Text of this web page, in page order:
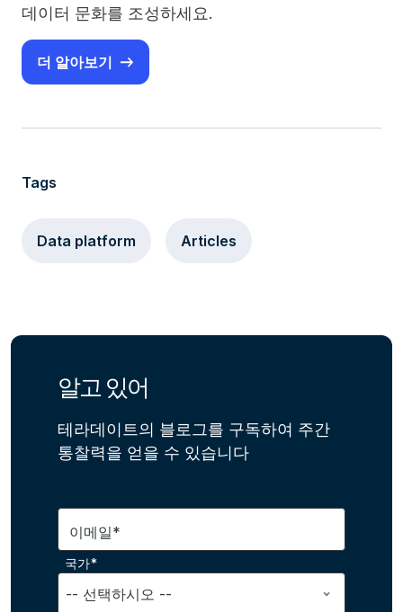
데이터 문화를 조성하세요.
더 알아보기
Tags
Data platform Articles
알고 있어
테라데이트의 블로그를 구독하여 주간
통찰력을 얻을 수 있습니다
이메일*
국가*